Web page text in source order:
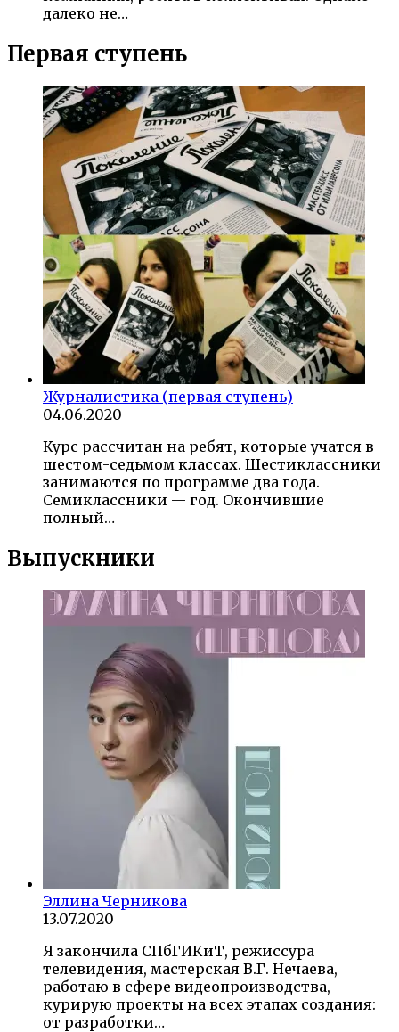
далеко не…
Первая ступень
Журналистика (первая ступень)
04.06.2020
Курс рассчитан на ребят, которые учатся в
шестом-седьмом классах. Шестиклассники
занимаются по программе два года.
Семиклассники — год. Окончившие
полный…
Выпускники
Эллина Черникова
13.07.2020
Я закончила СПбГИКиТ, режиссура
телевидения, мастерская В.Г. Нечаева,
работаю в сфере видеопроизводства,
курирую проекты на всех этапах создания:
от разработки…